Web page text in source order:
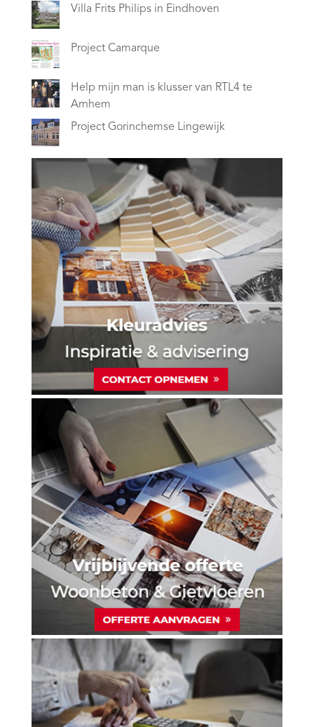
Villa Frits Philips in Eindhoven
Project Camarque
Help mijn man is klusser van RTL4 te
Arnhem
Project Gorinchemse Lingewijk